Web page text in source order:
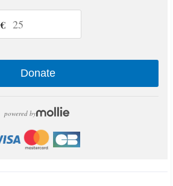
€
Donate
powered by